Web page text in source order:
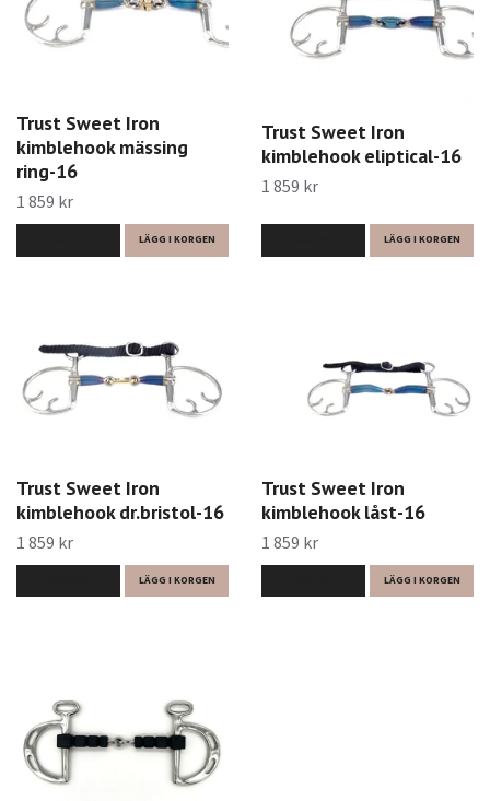
Trust Sweet Iron
kimblehook mässing
ring-16
1 859 kr
LÄGG I KORGEN
Trust Sweet Iron
kimblehook eliptical-16
1 859 kr
LÄGG I KORGEN
Trust Sweet Iron
kimblehook dr.bristol-16
1 859 kr
LÄGG I KORGEN
Trust Sweet Iron
kimblehook låst-16
1 859 kr
LÄGG I KORGEN